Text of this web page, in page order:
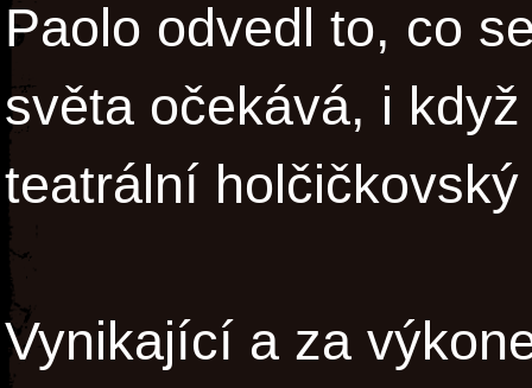
Paolo odvedl to, co
světa očekává, i
teatrální
Vynikající a za